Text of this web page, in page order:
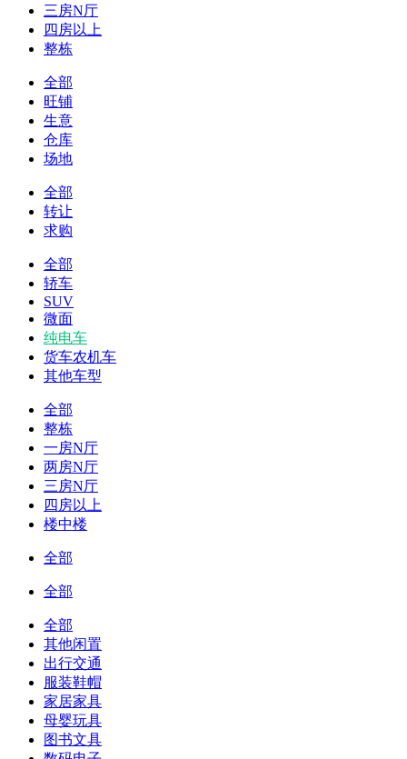
三房N厅
四房以上
整栋
全部
旺铺
生意
仓库
场地
全部
转让
求购
全部
轿车
SUV
微面
纯电车
货车农机车
其他车型
全部
整栋
一房N厅
两房N厅
三房N厅
四房以上
楼中楼
全部
全部
全部
其他闲置
出行交通
服装鞋帽
家居家具
母婴玩具
图书文具